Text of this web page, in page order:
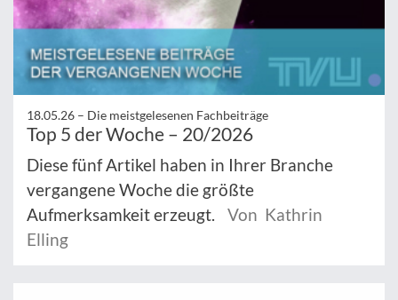
18.05.26 – Die meistgelesenen Fachbeiträge
Top 5 der Woche – 20/2026
Diese fünf Artikel haben in Ihrer Branche
vergangene Woche die größte
Aufmerksamkeit erzeugt.
Von Kathrin
Elling